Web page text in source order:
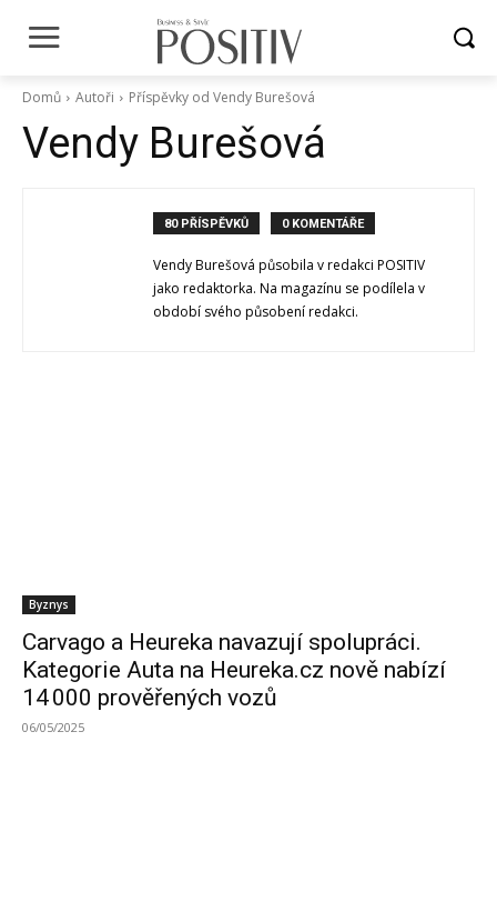
Domů Autoři Příspěvky od Vendy Burešová
Vendy Burešová
80 PŘÍSPĚVKŮ 0 KOMENTÁŘE
Vendy Burešová působila v redakci POSITIV
jako redaktorka. Na magazínu se podílela v
období svého působení redakci.
Byznys
Carvago a Heureka navazují spolupráci.
Kategorie Auta na Heureka.cz nově nabízí
14 000 prověřených vozů
06/05/2025